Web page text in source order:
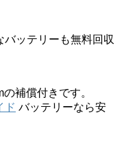
ッテリーも無料回収
補償付きです。
ド バッテリーなら安